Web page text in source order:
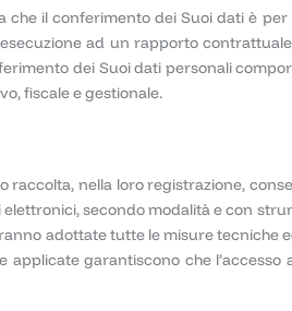
che il conferimento dei Suoi dati è
ad un rapporto
dei Suoi dati personali
fiscale e gestionale.
nella loro registrazione,
secondo modalità e con
adottate tutte le misure
garantiscono che